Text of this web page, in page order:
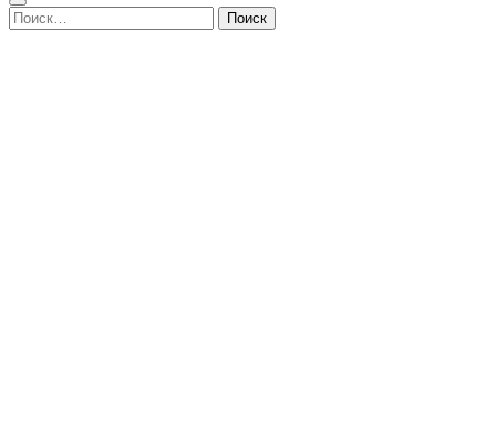
Найти: